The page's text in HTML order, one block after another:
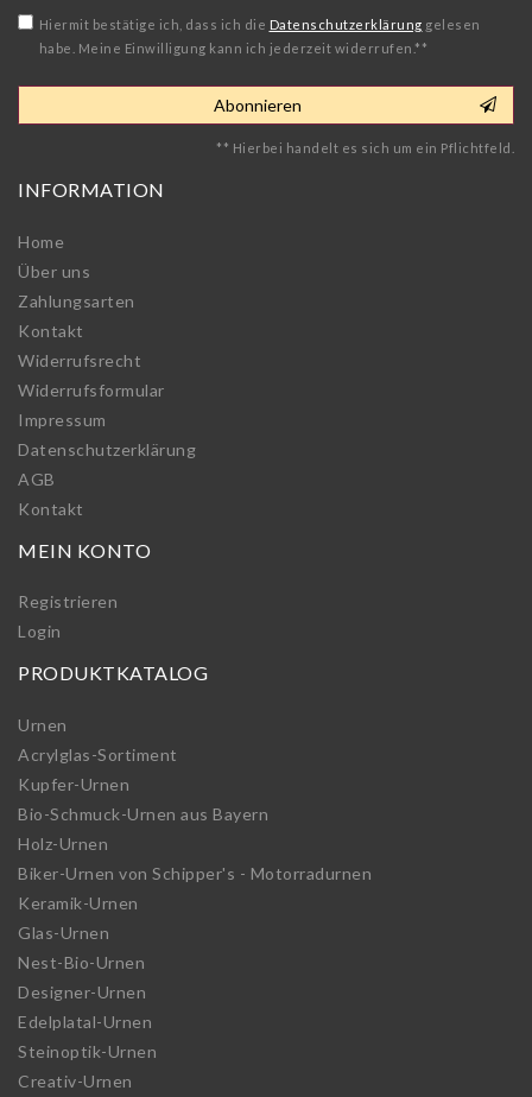
Hiermit bestätige ich, dass ich die Daten­schutz­erklärung gelesen
habe. Meine Einwilligung kann ich jederzeit widerrufen.**
Abonnieren
** Hierbei handelt es sich um ein Pflichtfeld.
INFORMATION
Home
Über uns
Zahlungsarten
Kontakt
Widerrufs­recht
Widerrufs­formular
Impressum
Daten­schutz­erklärung
AGB
Kontakt
MEIN KONTO
Registrieren
Login
PRODUKTKATALOG
Urnen
Acrylglas-Sortiment
Kupfer-Urnen
Bio-Schmuck-Urnen aus Bayern
Holz-Urnen
Biker-Urnen von Schipper's - Motorradurnen
Keramik-Urnen
Glas-Urnen
Nest-Bio-Urnen
Designer-Urnen
Edelplatal-Urnen
Steinoptik-Urnen
Creativ-Urnen